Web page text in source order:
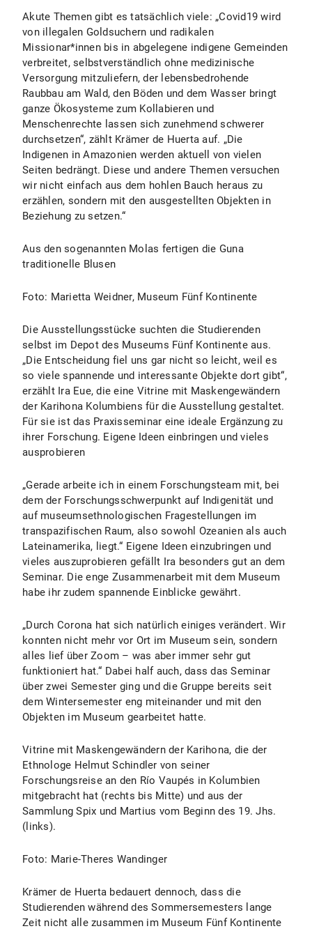
Akute Themen gibt es tatsächlich viele: „Covid19 wird
von illegalen Goldsuchern und radikalen
Missionar*innen bis in abgelegene indigene Gemeinden
verbreitet, selbstverständlich ohne medizinische
Versorgung mitzuliefern, der lebensbedrohende
Raubbau am Wald, den Böden und dem Wasser bringt
ganze Ökosysteme zum Kollabieren und
Menschenrechte lassen sich zunehmend schwerer
durchsetzen“, zählt Krämer de Huerta auf. „Die
Indigenen in Amazonien werden aktuell von vielen
Seiten bedrängt. Diese und andere Themen versuchen
wir nicht einfach aus dem hohlen Bauch heraus zu
erzählen, sondern mit den ausgestellten Objekten in
Beziehung zu setzen.“
Aus den sogenannten Molas fertigen die Guna
traditionelle Blusen
Foto: Marietta Weidner, Museum Fünf Kontinente
Die Ausstellungsstücke suchten die Studierenden
selbst im Depot des Museums Fünf Kontinente aus.
„Die Entscheidung fiel uns gar nicht so leicht, weil es
so viele spannende und interessante Objekte dort gibt“,
erzählt Ira Eue, die eine Vitrine mit Maskengewändern
der Karihona Kolumbiens für die Ausstellung gestaltet.
Für sie ist das Praxisseminar eine ideale Ergänzung zu
ihrer Forschung. Eigene Ideen einbringen und vieles
ausprobieren
„Gerade arbeite ich in einem Forschungsteam mit, bei
dem der Forschungsschwerpunkt auf Indigenität und
auf museumsethnologischen Fragestellungen im
transpazifischen Raum, also sowohl Ozeanien als auch
Lateinamerika, liegt.“ Eigene Ideen einzubringen und
vieles auszuprobieren gefällt Ira besonders gut an dem
Seminar. Die enge Zusammenarbeit mit dem Museum
habe ihr zudem spannende Einblicke gewährt.
„Durch Corona hat sich natürlich einiges verändert. Wir
konnten nicht mehr vor Ort im Museum sein, sondern
alles lief über Zoom – was aber immer sehr gut
funktioniert hat.“ Dabei half auch, dass das Seminar
über zwei Semester ging und die Gruppe bereits seit
dem Wintersemester eng miteinander und mit den
Objekten im Museum gearbeitet hatte.
Vitrine mit Maskengewändern der Karihona, die der
Ethnologe Helmut Schindler von seiner
Forschungsreise an den Río Vaupés in Kolumbien
mitgebracht hat (rechts bis Mitte) und aus der
Sammlung Spix und Martius vom Beginn des 19. Jhs.
(links).
Foto: Marie-Theres Wandinger
Krämer de Huerta bedauert dennoch, dass die
Studierenden während des Sommersemesters lange
Zeit nicht alle zusammen im Museum Fünf Kontinente